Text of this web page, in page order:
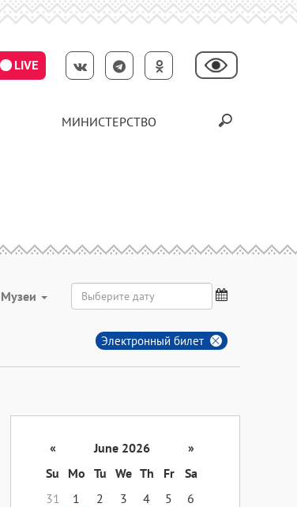
LIVE
МИНИСТЕРСТВО
Музеи
Электронный билет
« June 2026
»
Su
Mo Tu We Th Fr
Sa
31
1 2 3 4 5
6